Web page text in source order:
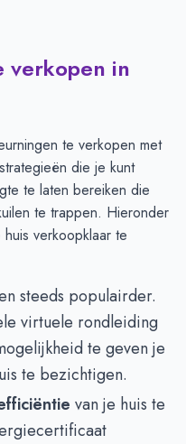
verkopen in
te verkopen met
die je kunt
te laten bereiken die
te trappen. Hieronder
verkoopklaar te
steeds populairder.
virtuele rondleiding
te geven je
te bezichtigen.
van je huis te